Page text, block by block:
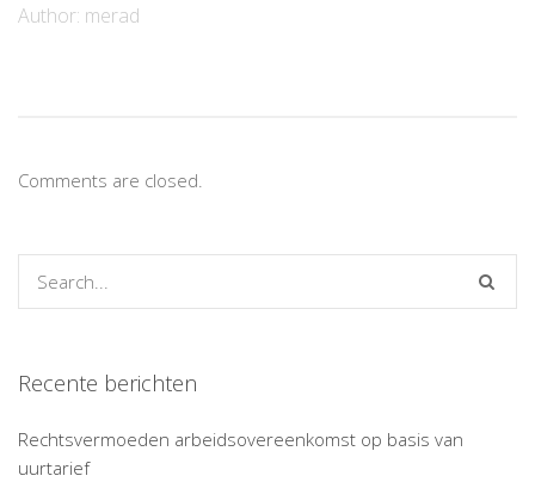
Author: merad
Comments are closed.
Recente berichten
Rechtsvermoeden arbeidsovereenkomst op basis van
uurtarief